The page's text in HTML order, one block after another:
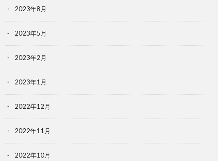
2023年8月
2023年5月
2023年2月
2023年1月
2022年12月
2022年11月
2022年10月